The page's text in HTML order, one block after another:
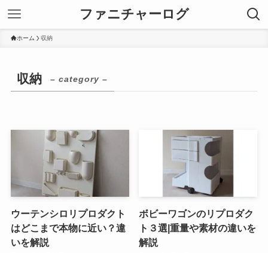
ファニチャーログ
ホーム 収納
収納 – category –
ウーテンシロリプロダクト
はどこまで本物に近い？違
いを解説
ボビーワゴンのリプロダク
ト３選|重量や素材の違いを
解説